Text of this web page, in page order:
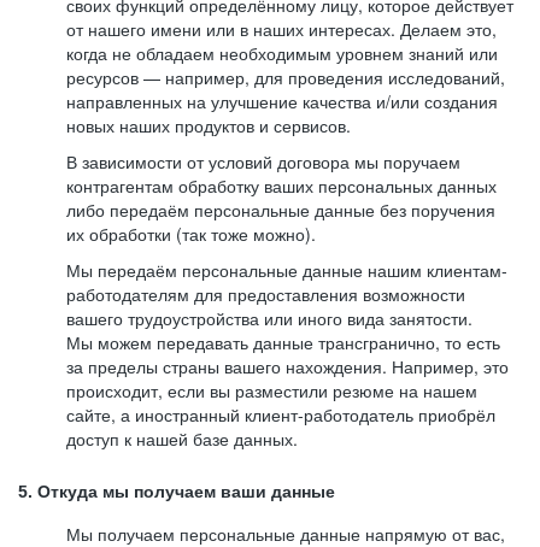
своих функций определённому лицу, которое действует
от нашего имени или в наших интересах. Делаем это,
когда не обладаем необходимым уровнем знаний или
ресурсов — например, для проведения исследований,
направленных на улучшение качества и/или создания
новых наших продуктов и сервисов.
В зависимости от условий договора мы поручаем
контрагентам обработку ваших персональных данных
либо передаём персональные данные без поручения
их обработки (так тоже можно).
Мы передаём персональные данные нашим клиентам-
работодателям для предоставления возможности
вашего трудоустройства или иного вида занятости.
Мы можем передавать данные трансгранично, то есть
за пределы страны вашего нахождения. Например, это
происходит, если вы разместили резюме на нашем
сайте, а иностранный клиент-работодатель приобрёл
доступ к нашей базе данных.
5. Откуда мы получаем ваши данные
Мы получаем персональные данные напрямую от вас,